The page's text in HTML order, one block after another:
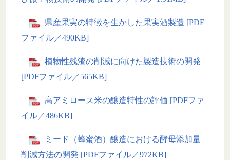
県産果実の特徴を生かした果実酒製造 [PDF
ファイル／490KB]
植物性残渣の削減に向けた製造技術の開発
[PDFファイル／565KB]
高アミロース米の醸造特性の評価 [PDFファ
イル／486KB]
ミード（蜂蜜酒）醸造における酵母添加量
削減方法の開発 [PDFファイル／972KB]